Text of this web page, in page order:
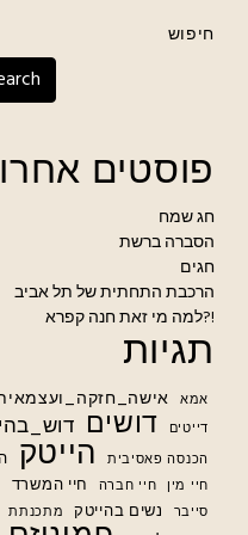
חיפוש
פוסטים
חג שמח
הסברה ברשת
חגים
הרכבת התחתית של תל אביב
למה מי זאת חנה קפרא?!
תגיות
אמא
דושים דייטים
הייטק
הכנסה פאסיבית
חיי המשרד חיי חברה חיי מין
מתכנתת נשים בהייטק סייבר